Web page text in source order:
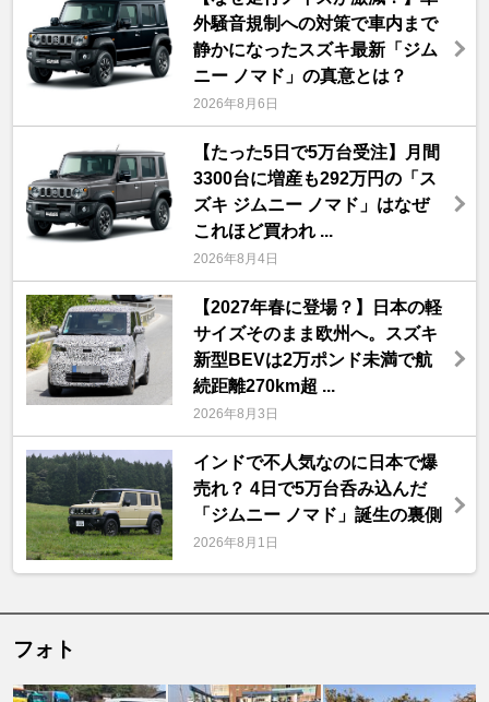
外騒音規制への対策で車内まで
静かになったスズキ最新「ジム
ニー ノマド」の真意とは？
2026年8月6日
【たった5日で5万台受注】月間
3300台に増産も292万円の「ス
ズキ ジムニー ノマド」はなぜ
これほど買われ ...
2026年8月4日
【2027年春に登場？】日本の軽
サイズそのまま欧州へ。スズキ
新型BEVは2万ポンド未満で航
続距離270km超 ...
2026年8月3日
インドで不人気なのに日本で爆
売れ？ 4日で5万台呑み込んだ
「ジムニー ノマド」誕生の裏側
2026年8月1日
フォト